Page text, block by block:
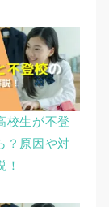
校生が不登
？原因や対
！